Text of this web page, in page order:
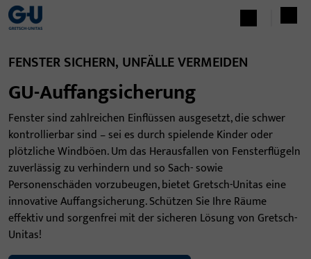
FENSTER SICHERN, UNFÄLLE VERMEIDEN
GU-Auffangsicherung
Fenster sind zahlreichen Einflüssen ausgesetzt, die schwer
kontrollierbar sind – sei es durch spielende Kinder oder
plötzliche Windböen. Um das Herausfallen von Fensterflügeln
zuverlässig zu verhindern und so Sach- sowie
Personenschäden vorzubeugen, bietet Gretsch-Unitas eine
innovative Auffangsicherung. Schützen Sie Ihre Räume
effektiv und sorgenfrei mit der sicheren Lösung von Gretsch-
Unitas!